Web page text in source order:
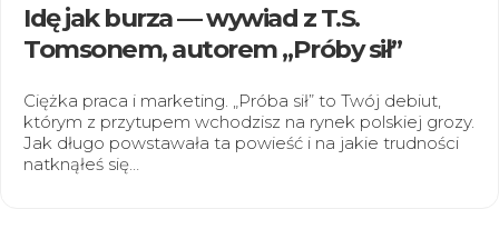
Idę jak burza — wywiad z T.S.
Tomsonem, autorem „Próby sił”
Ciężka praca i marketing. „Próba sił” to Twój debiut,
którym z przytupem wchodzisz na rynek polskiej grozy.
Jak długo powstawała ta powieść i na jakie trudności
natknąłeś się…